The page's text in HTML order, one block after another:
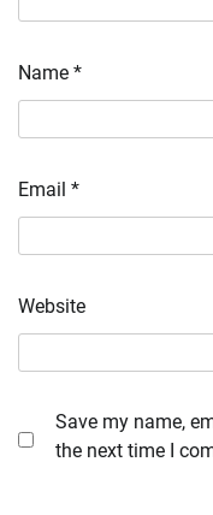
Name *
Email *
Website
Save my name,
the next time I